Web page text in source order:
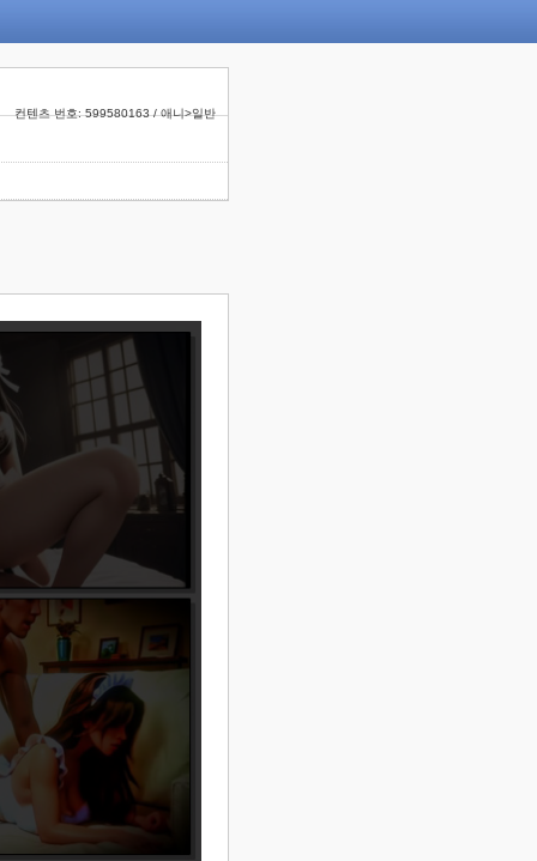
컨텐츠 번호: 599580163 / 애니>일반